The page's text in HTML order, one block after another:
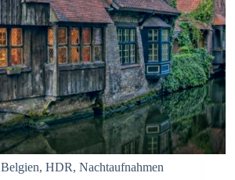
Belgien, HDR, Nachtaufnahmen